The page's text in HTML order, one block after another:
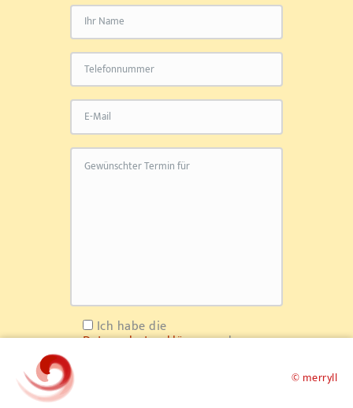
Ich habe die
Datenschutzerklärunggelesen
© merryll